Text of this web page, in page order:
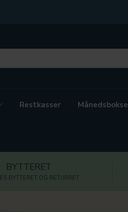
Restkasser Månedsbokse
BYTTERET
BYTTERET OG RETURRET